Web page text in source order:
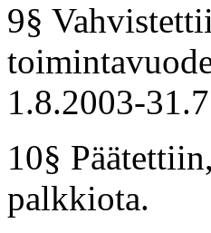
9§
1.8.2003-
10§
palkkiota.